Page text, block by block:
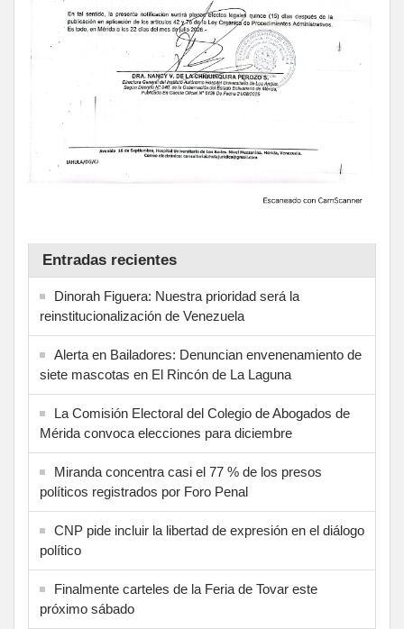
Entradas recientes
Dinorah Figuera: Nuestra prioridad será la
reinstitucionalización de Venezuela
Alerta en Bailadores: Denuncian envenenamiento de
siete mascotas en El Rincón de La Laguna
La Comisión Electoral del Colegio de Abogados de
Mérida convoca elecciones para diciembre
Miranda concentra casi el 77 % de los presos
políticos registrados por Foro Penal
CNP pide incluir la libertad de expresión en el diálogo
político
Finalmente carteles de la Feria de Tovar este
próximo sábado